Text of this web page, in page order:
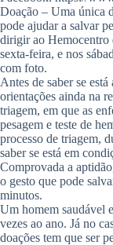
Doação – Uma única
pode ajudar a salvar
dirigir ao Hemocentro
sexta-feira, e nos
com foto.
Antes de saber se
orientações ainda na
triagem, em que as
pesagem e teste de
processo de triagem,
saber se está em
Comprovada a
o gesto que pode
minutos.
Um homem saudável
vezes ao ano. Já no
doações tem que ser